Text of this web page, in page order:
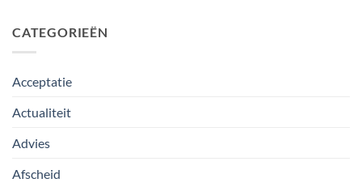
CATEGORIEËN
Acceptatie
Actualiteit
Advies
Afscheid